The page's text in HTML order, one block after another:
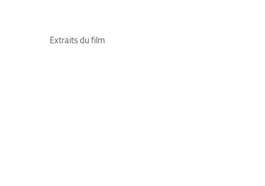
Extraits du film